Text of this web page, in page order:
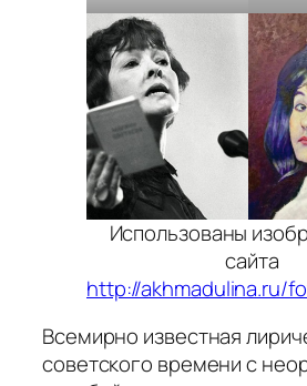
Использованы
сайта
http://akhmadulina.ru/
Всемирно известная
советского времени с